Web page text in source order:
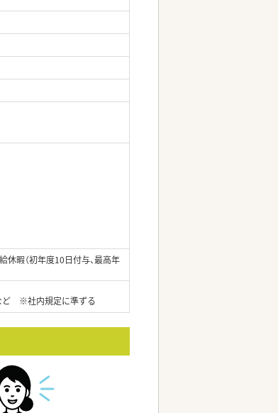
暇（初年度10日付与、最高年
など ※社内規定に準ずる